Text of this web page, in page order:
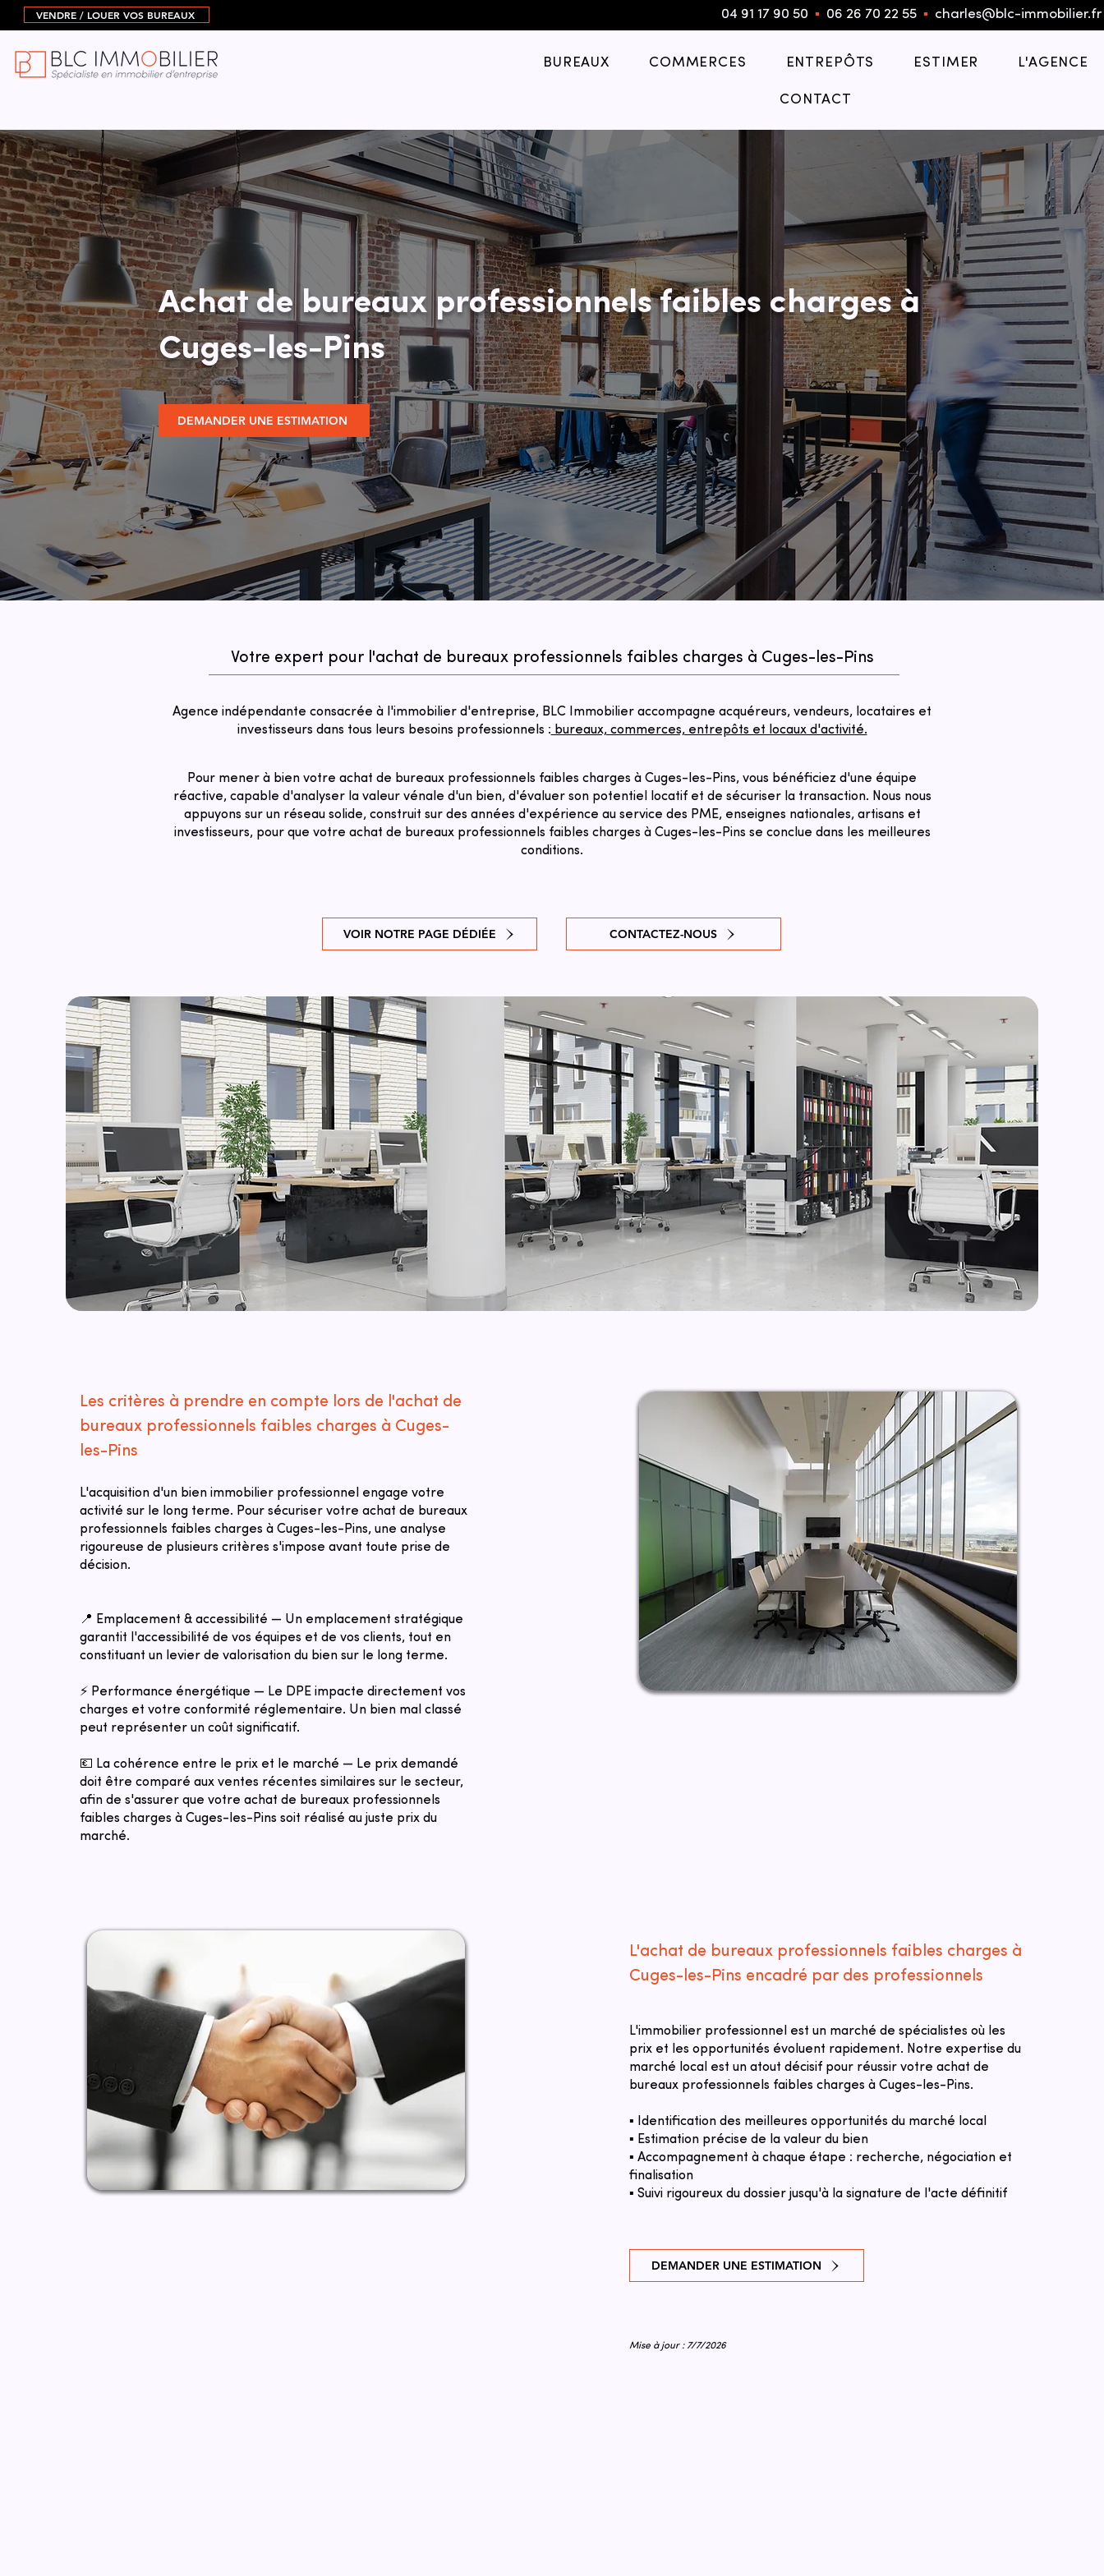
VENDRE / LOUER VOS BUREAUX 04 91 17 90 50 ▪︎ 06 26 70 22 55 ▪︎ charles@blc-immobilier.fr
BUREAUX COMMERCES ENTREPÔTS ESTIMER L'AGENCE
CONTACT
Achat de bureaux professionnels faibles charges à
Cuges-les-Pins
DEMANDER UNE ESTIMATION
Votre expert pour l'achat de bureaux professionnels faibles charges à Cuges-les-Pins
Agence indépendante consacrée à l'immobilier d'entreprise, BLC Immobilier accompagne acquéreurs, vendeurs, locataires et
investisseurs dans tous leurs besoins professionnels : bureaux, commerces, entrepôts et locaux d'activité.
Pour mener à bien votre achat de bureaux professionnels faibles charges à Cuges-les-Pins, vous bénéficiez d'une équipe
réactive, capable d'analyser la valeur vénale d'un bien, d'évaluer son potentiel locatif et de sécuriser la transaction. ​Nous nous
appuyons sur un réseau solide, construit sur des années d'expérience au service des PME, enseignes nationales, artisans et
investisseurs, pour que votre achat de bureaux professionnels faibles charges à Cuges-les-Pins se conclue dans les meilleures
conditions.
VOIR NOTRE PAGE DÉDIÉE CONTACTEZ-NOUS
Les critères à prendre en compte lors de l'achat de
bureaux professionnels faibles charges à Cuges-
les-Pins
L'acquisition d'un bien immobilier professionnel engage votre
activité sur le long terme. Pour sécuriser votre achat de bureaux
professionnels faibles charges à Cuges-les-Pins, une analyse
rigoureuse de plusieurs critères s'impose avant toute prise de
décision.
📍 Emplacement & accessibilité — Un emplacement stratégique
garantit l'accessibilité de vos équipes et de vos clients, tout en
constituant un levier de valorisation du bien sur le long terme.
⚡ Performance énergétique — Le DPE impacte directement vos
charges et votre conformité réglementaire. Un bien mal classé
peut représenter un coût significatif.
💶 La cohérence entre le prix et le marché — Le prix demandé
doit être comparé aux ventes récentes similaires sur le secteur,
afin de s'assurer que votre achat de bureaux professionnels
faibles charges à Cuges-les-Pins soit réalisé au juste prix du
marché.
L'achat de bureaux professionnels faibles charges à
Cuges-les-Pins encadré par des professionnels
L'immobilier professionnel est un marché de spécialistes où les
prix et les opportunités évoluent rapidement. Notre expertise du
marché local est un atout décisif pour réussir votre achat de
bureaux professionnels faibles charges à Cuges-les-Pins.
▪ Identification des meilleures opportunités du marché local
▪ Estimation précise de la valeur du bien
▪ Accompagnement à chaque étape : recherche, négociation et
finalisation
▪ Suivi rigoureux du dossier jusqu'à la signature de l'acte définitif
DEMANDER UNE ESTIMATION
Mise à jour : 7/7/2026